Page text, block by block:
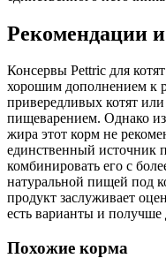
Рекомендации
Консервы Pettric для
хорошим дополнением к
привередливых котят
пищеварением. Однако
жира этот корм не
единственный источник
комбинировать его с
натуральной пищей под
продукт заслуживает
есть варианты и получше
Похожие корма